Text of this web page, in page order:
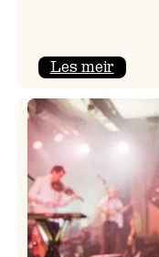
Les meir:
Jazz
søkjer